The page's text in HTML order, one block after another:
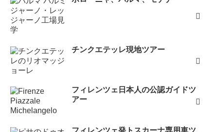
チンクエテッレ現地ツアー
フィレンツェ日本人の公認ガイドツ
アー
フィレンツェ発トスカーナ専用車ツ